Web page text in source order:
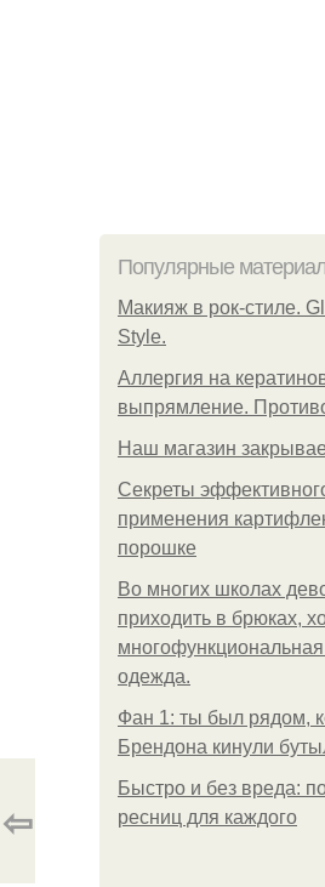
Популярные
Макияж в рок-стиле.
Style.
Аллергия на
выпрямление.
Нaш магaзин
Секреты
применения
порошке
Во многих школах
приходить в брюках,
одежда.
Фан 1: ты был рядом,
Брендона кинули
Быстро и без вреда:
ресниц для каждого
⇦